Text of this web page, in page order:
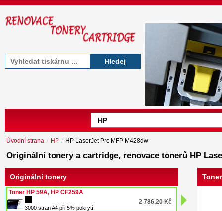
Hledej
Úvodní strana / HP / HP LaserJet Pro MFP M428dw
Originální tonery a cartridge, renovace tonerů HP
Originální tonery
Toner HP 59A, HP CF259A
2 786,20 Kč
3000 stran A4 při 5% pokrytí